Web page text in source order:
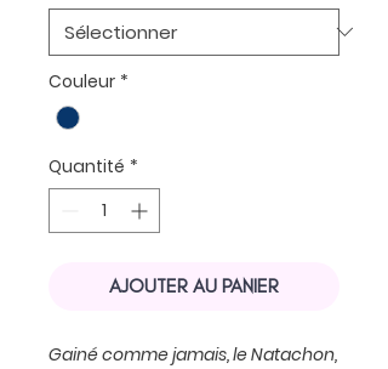
Couleur *
Quantité *
AJOUTER AU PANIER
Gainé comme jamais, le Natachon,